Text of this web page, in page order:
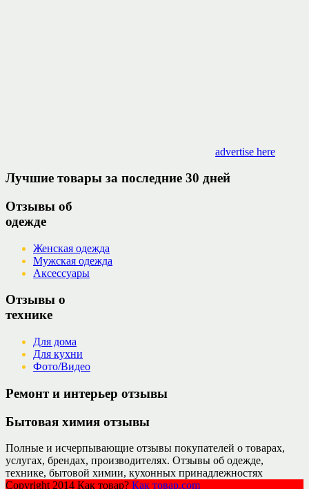
advertise here
Лучшие товары за последние 30 дней
Отзывы об
одежде
Женская одежда
Мужская одежда
Аксессуары
Отзывы о
технике
Для дома
Для кухни
Фото/Видео
Ремонт и интерьер отзывы
Бытовая химия отзывы
Полные и исчерпывающие отзывы покупателей о товарах,
услугах, брендах, производителях. Отзывы об одежде,
технике, бытовой химии, кухонных принадлежностях
Copyright 2014 Как товар? Как товар.com